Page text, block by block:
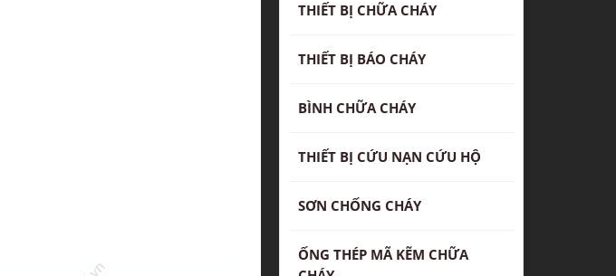
THIẾT BỊ CHỮA CHÁY
THIẾT BỊ BÁO CHÁY
BÌNH CHỮA CHÁY
THIẾT BỊ CỨU NẠN CỨU HỘ
SƠN CHỐNG CHÁY
ỐNG THÉP MÃ KẼM CHỮA